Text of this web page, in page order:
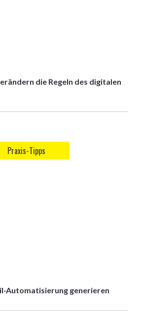
die Regeln des digitalen
Praxis-Tipps
Automatisierung generieren